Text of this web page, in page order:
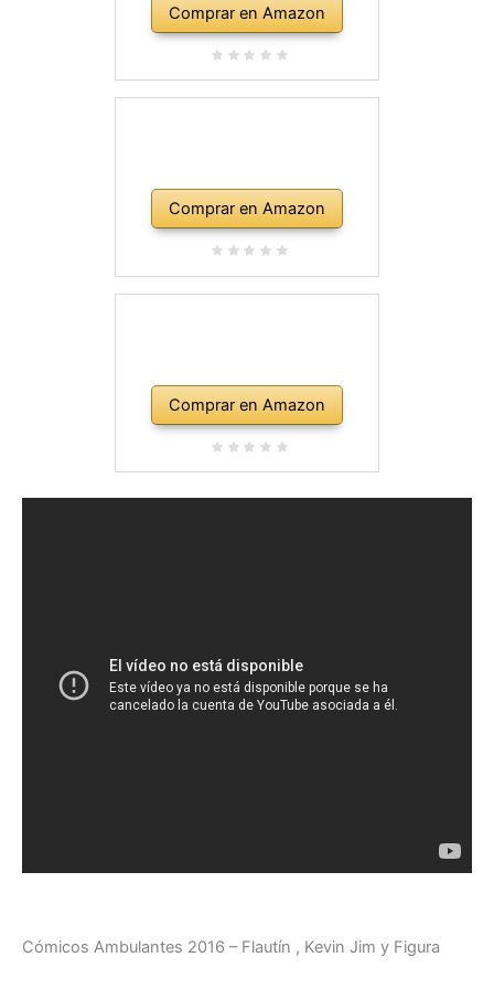
Comprar en Amazon
Comprar en Amazon
Comprar en Amazon
Cómicos Ambulantes 2016 – Flautín , Kevin Jim y Figura